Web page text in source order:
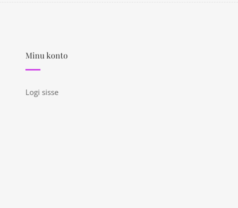
Minu konto
Logi sisse